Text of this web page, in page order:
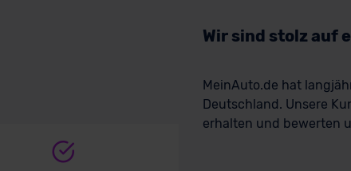
Wir sind stolz auf
MeinAuto.de hat
Deutschland. Unsere
erhalten und bewerten